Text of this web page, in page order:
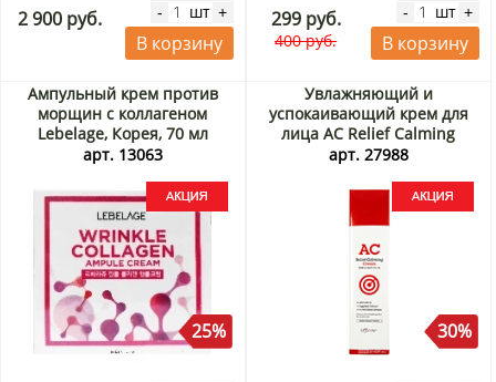
2 900 руб. - шт +
В корзину
299 руб.
400 руб.
- шт +
В корзину
Ампульный крем против
морщин с коллагеном
Lebelage, Корея, 70 мл
Акция
арт. 13063
25%
Увлажняющий и
успокаивающий крем для
лица AC Relief Calming
Cream Ugarden, Корея, 60 г
арт. 27988
30%